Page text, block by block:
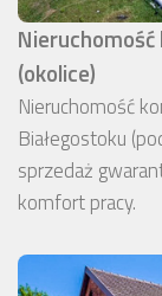
(okolice)
Nieruchomość
Białegostoku
sprzedaż
komfort pracy.